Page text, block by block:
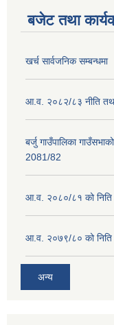
बजेट तथा
खर्च सार्वजनिक सम्बन्धमा
आ.व. २०८२/८३ नीति
बर्जु गाउँपालिका
2081/82
आ.व. २०८०/८१ को निति
आ.व. २०७९/८० को निति
अन्य